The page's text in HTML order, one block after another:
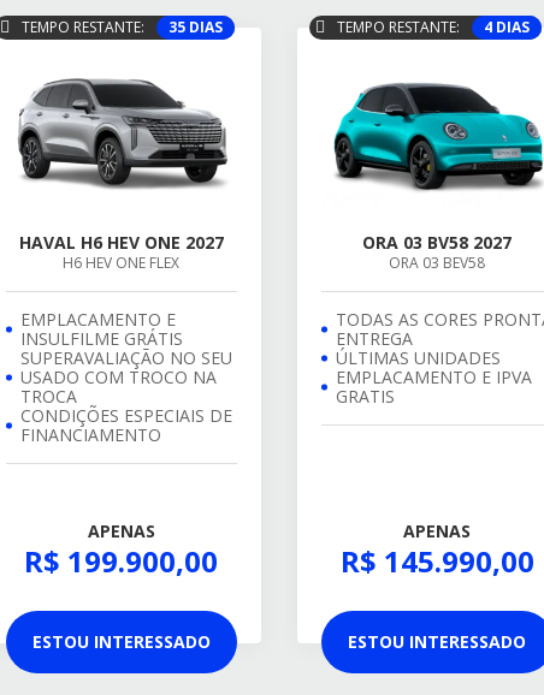
TEMPO RESTANTE: 35 DIAS
HAVAL H6 HEV ONE 2027
H6 HEV ONE FLEX
EMPLACAMENTO E
INSULFILME GRÁTIS
SUPERAVALIAÇÃO NO SEU
USADO COM TROCO NA
TROCA
CONDIÇÕES ESPECIAIS DE
FINANCIAMENTO
APENAS
R$ 199.900,00
ESTOU INTERESSADO
TEMPO RESTANTE: 4 DIAS
ORA 03 BV58 2027
ORA 03 BEV58
TODAS AS CORES
ENTREGA
ÚLTIMAS UNIDADES
EMPLACAMENTO E IPVA
GRATIS
APENAS
R$ 145.990,00
ESTOU INTERESSADO